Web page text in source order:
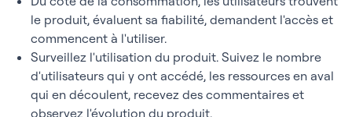
le produit, évaluent sa fiabilité, demandent l'accès et
commencent à l'utiliser.
Surveillez l'utilisation du produit. Suivez le nombre
d'utilisateurs qui y ont accédé, les ressources en aval
qui en découlent, recevez des commentaires et
observez l'évolution du produit.